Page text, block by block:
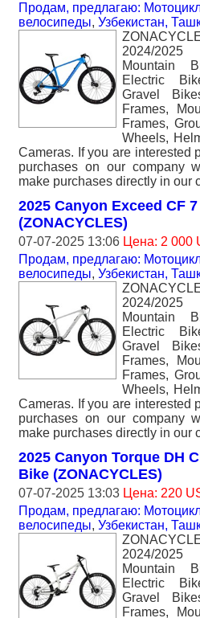
Продам, предлагаю:
велосипеды, Узбекистан,
2024/
Mountain
Electric
Gravel
Frames,
Frames,
Wheels,
Cameras. If you are interested
purchases on our company
make purchases directly in our
2025 Canyon Exceed CF
(ZONACYCLES)
07-07-2025 13:06 Цена: 2 000
Продам, предлагаю:
велосипеды, Узбекистан,
2024/
Mountain
Electric
Gravel
Frames,
Frames,
Wheels,
Cameras. If you are interested
purchases on our company
make purchases directly in our
2025 Canyon Torque DH
Bike (ZONACYCLES)
07-07-2025 13:03 Цена: 220
Продам, предлагаю:
велосипеды, Узбекистан,
2024/
Mountain
Electric
Gravel
Frames,